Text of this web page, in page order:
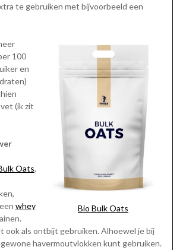
te gebruiken met bijvoorbeeld een
Bio Bulk Oats
100
en
(ik zit
Oats,
whey
ook als ontbijt gebruiken. Alhoewel je bij
havermoutvlokken kunt gebruiken.